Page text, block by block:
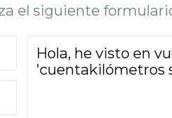
el siguiente